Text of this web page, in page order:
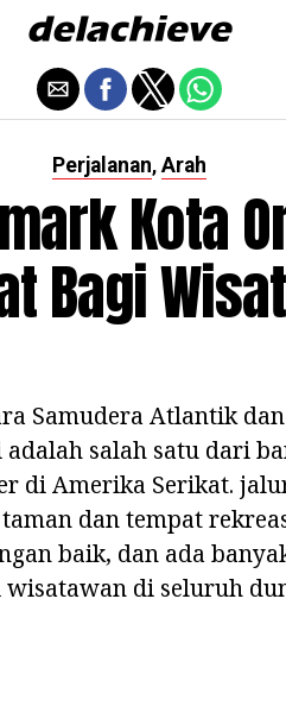
Perjalanan, Arah
Kota
Bagi
Samudera Atlantik
salah satu dari
di Amerika Serikat.
dan tempat
baik, dan ada
di seluruh